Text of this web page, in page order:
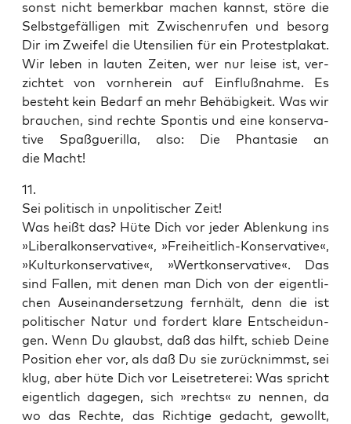
sonst nicht bemerk­bar machen kannst, stö­re die
Selbst­ge­fäl­li­gen mit Zwi­schen­ru­fen und besorg
Dir im Zwei­fel die Uten­si­li­en für ein Pro­test­pla­kat.
Wir leben in lau­ten Zei­ten, wer nur lei­se ist, ver­
zich­tet von vorn­her­ein auf Ein­fluß­nah­me. Es
besteht kein Bedarf an mehr Behä­big­keit. Was wir
brau­chen, sind rech­te Spon­tis und eine kon­ser­va­
ti­ve Spaß­gue­ril­la, also: Die Phan­ta­sie an
die Macht!
11.
Sei poli­tisch in unpo­li­ti­scher Zeit!
Was heißt das? Hüte Dich vor jeder Ablen­kung ins
»Libe­ral­kon­ser­va­ti­ve«, »Frei­heit­lich-Kon­ser­va­ti­ve«,
»Kul­tur­kon­ser­va­ti­ve«, »Wert­kon­ser­va­ti­ve«. Das
sind Fal­len, mit denen man Dich von der eigent­li­
chen Aus­ein­an­der­set­zung fern­hält, denn die ist
poli­ti­scher Natur und for­dert kla­re Ent­schei­dun­
gen. Wenn Du glaubst, daß das hilft, schieb Dei­ne
Posi­ti­on eher vor, als daß Du sie zurück­nimmst, sei
klug, aber hüte Dich vor Lei­se­tre­te­rei: Was spricht
eigent­lich dage­gen, sich »rechts« zu nen­nen, da
wo das Rech­te, das Rich­ti­ge gedacht, gewollt,